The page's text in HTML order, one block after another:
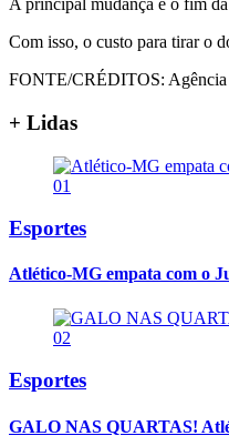
A principal mudança é o fim
Com isso, o custo para tirar o
FONTE/CRÉDITOS:
+ Lidas
01
Esportes
Atlético-MG empata com o
02
Esportes
GALO NAS QUARTAS!